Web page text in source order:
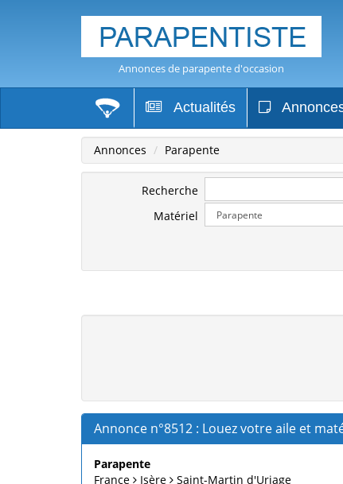
Annonces de parapente d'occasion
Actualités
Annonces Parapente
Recherche
Matériel
Annonce n°8512 : Louez votre aile et
Parapente
France
Isère Saint-Martin d'Uriage